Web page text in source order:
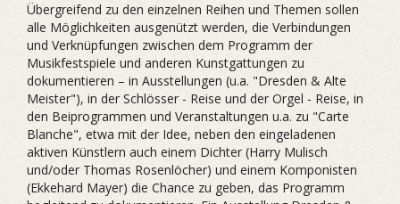
Übergreifend zu den einzelnen Reihen und Themen sollen
alle Möglichkeiten ausgenützt werden, die Verbindungen
und Verknüpfungen zwischen dem Programm der
Musikfestspiele und anderen Kunstgattungen zu
dokumentieren – in Ausstellungen (u.a. "Dresden & Alte
Meister"), in der Schlösser - Reise und der Orgel - Reise, in
den Beiprogrammen und Veranstaltungen u.a. zu "Carte
Blanche", etwa mit der Idee, neben den eingeladenen
aktiven Künstlern auch einem Dichter (Harry Mulisch
und/oder Thomas Rosenlöcher) und einem Komponisten
(Ekkehard Mayer) die Chance zu geben, das Programm